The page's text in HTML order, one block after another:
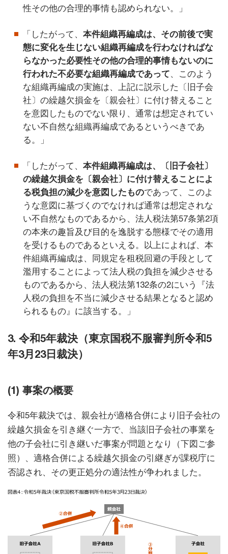
性その他の合理的事情も認められない。」
「したがって、 本件組織再編成は、その前後で実
態に変化を生じない組織再編成を行わなければな
らなかった必要性その他の合理的事情もないのに
行われた不必要な組織再編成であって、このよう
な組織再編成の実施は、上記に説示した〔旧子会
社〕の繰越欠損金を〔親会社〕に付け替えること
を意図したものでない限り、通常は想定されてい
ない不自然な組織再編成であるというべきであ
る。」
「したがって、 本件組織再編成は、〔旧子会社〕
の繰越欠損金を〔親会社〕に付け替えることによ
る税負担の減少を意図したものであって、このよ
うな意図に基づくのでなければ通常は想定されな
い不自然なものであるから、法人税法第57条第2項
の本来の趣旨及び目的を逸脱する態様でその適用
を受けるものであるといえる。以上によれば、本
件組織再編成は、同規定を租税回避の手段として
濫用することによって法人税の負担を減少させる
ものであるから、法人税法第132条の2にいう『法
人税の負担を不当に減少させる結果となると認め
られるもの』に該当する。」
3. 令和5年裁決（東京国税不服審判所令和5
年3月23日裁決）
(1) 事案の概要
令和5年裁決では、親会社が適格合併により旧子会社の
繰越欠損金を引き継ぐ一方で、当該旧子会社の事業を
他の子会社に引き継いだ事案が問題となり（下図ご参
照）、適格合併による繰越欠損金の引継ぎが課税庁に
否認され、その更正処分の適法性が争われました。